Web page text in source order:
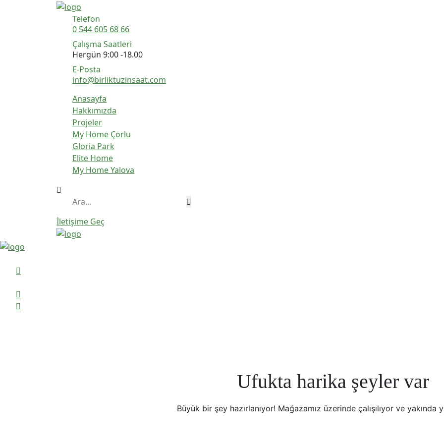
Telefon
0 544 605 68 66
Çalışma Saatleri
Hergün 9:00 -18.00
E-Posta
info@birliktuzinsaat.com
Anasayfa
Hakkımızda
Projeler
My Home Çorlu
Gloria Park
Elite Home
My Home Yalova
İletişime Geç
Ufukta harika şeyler var
Büyük bir şey hazırlanıyor! Mağazamız üzerinde çalışılıyor ve yakında